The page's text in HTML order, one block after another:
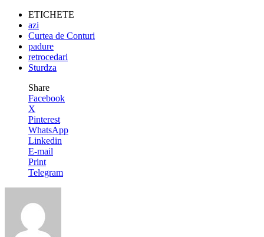
ETICHETE
azi
Curtea de Conturi
padure
retrocedari
Sturdza
Share
Facebook
X
Pinterest
WhatsApp
Linkedin
E-mail
Print
Telegram